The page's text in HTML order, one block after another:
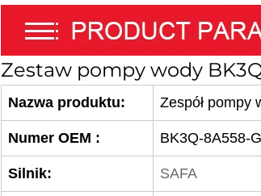
Zestaw pompy wody
Nazwa produktu: Zespół pompy
Numer OEM : BK3Q-8A558-
Silnik: SAFA